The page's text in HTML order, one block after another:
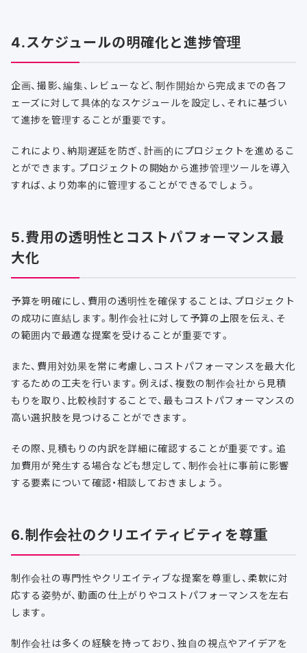
4.スケジュールの明確化と進捗管理
企画、撮影、編集、レビューなど、制作開始から完成までの各フ
ェーズに対して具体的なスケジュールを設定し、それに基づい
て進捗を管理することが重要です。
これにより、納期遅延を防ぎ、計画的にプロジェクトを進めるこ
とができます。プロジェクトの開始から進捗管理ツールを導入
すれば、より効率的に管理することができるでしょう。
5.費用の透明性とコストパフォーマンス最
大化
予算を明確にし、費用の透明性を確保することは、プロジェクト
の成功に直結します。制作会社に対して予算の上限を伝え、そ
の範囲内で最適な提案を受けることが重要です。
また、費用対効果を常に考慮し、コストパフォーマンスを最大化
するための工夫を行います。例えば、複数の制作会社から見積
もりを取り、比較検討することで、最もコストパフォーマンスの
高い選択肢を見つけることができます。
その際、見積もりの内訳を詳細に確認することが重要です。追
加費用が発生する場合なども想定して、制作会社に事前に影響
する要素について確認・相談しておきましょう。
6.制作会社のクリエイティビティを尊重
制作会社の専門性やクリエイティブな提案を尊重し、柔軟に対
応する姿勢が、動画の仕上がりやコストパフォーマンスを左右
します。
制作会社は多くの経験を持っており、独自の視点やアイデアを